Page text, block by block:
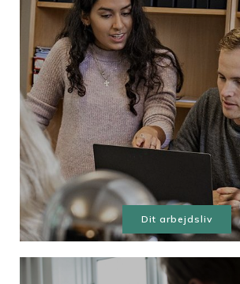
Dit arbejdsliv